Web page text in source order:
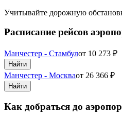
Учитывайте дорожную
Расписание рейсов
Манчестер - Стамбулот 10 273 ₽
Найти
Манчестер - Москваот 26 366 ₽
Найти
Как добраться до